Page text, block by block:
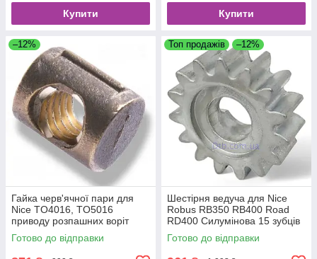
Купити Купити
–12%
Гайка черв'ячної пари для
Nice TO4016, TO5016
приводу розпашних воріт
PMD1159R04.4610
Готово до відправки
Топ продажів –12%
Шестірня ведуча для Nice
Robus RB350 RB400 Road
RD400 Силумінова 15 зубців
PMD0177A.4610 модуль 4
Готово до відправки